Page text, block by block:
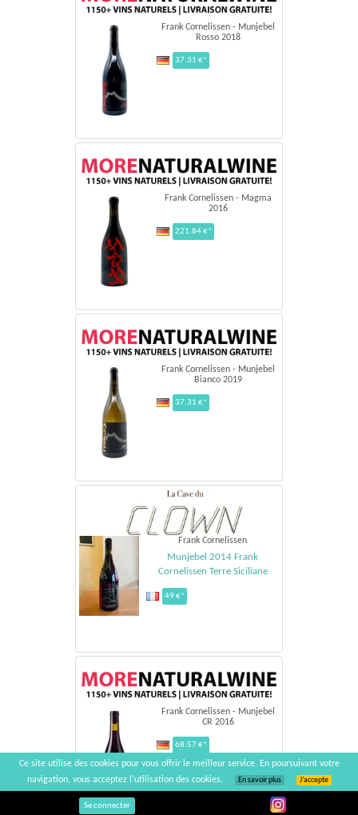
Frank Cornelissen - Munjebel
Rosso 2018
37.31 €*
Frank Cornelissen - Magma
2016
221.84 €*
Frank Cornelissen - Munjebel
Bianco 2019
37.31 €*
Frank Cornelissen
Munjebel 2014 Frank
Cornelissen Terre Siciliane
49 €*
Frank Cornelissen - Munjebel
CR 2016
68.57 €*
Se connecter
Ce site utilise des cookies pour vous offrir le meilleur service. En poursuivant votre
navigation, vous acceptez l’utilisation des cookies.
En savoir plus J’accepte